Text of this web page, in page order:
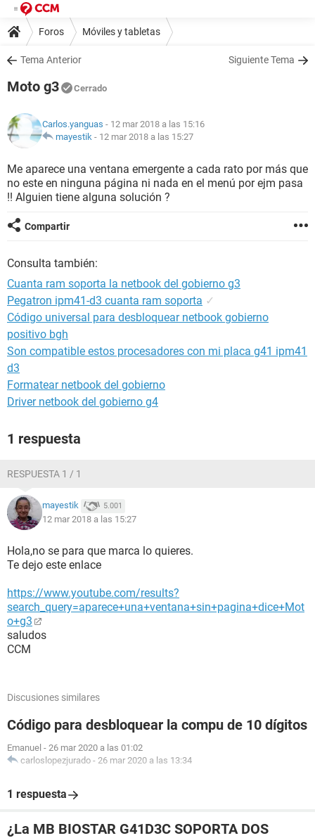
Foros Móviles y tabletas
Tema Anterior Siguiente Tema
Moto g3 Cerrado
Carlos.yanguas - 12 mar 2018 a las 15:16
mayestik - 12 mar 2018 a las 15:27
Me aparece una ventana emergente a cada rato por más que
no este en ninguna página ni nada en el menú por ejm pasa
!! Alguien tiene alguna solución ?
Compartir
Consulta también:
Cuanta ram soporta la netbook del gobierno g3
Pegatron ipm41-d3 cuanta ram soporta ✓
Código universal para desbloquear netbook gobierno
positivo bgh
Son compatible estos procesadores con mi placa g41 ipm41
d3
Formatear netbook del gobierno
Driver netbook del gobierno g4
1 respuesta
RESPUESTA 1 / 1
mayestik 5.001
12 mar 2018 a las 15:27
Hola,no se para que marca lo quieres.
Te dejo este enlace
https://www.youtube.com/results?
search_query=aparece+una+ventana+sin+pagina+dice+Mot
o+g3
saludos
CCM
Discusiones similares
Código para desbloquear la compu de 10 dígitos
Emanuel - 26 mar 2020 a las 01:02
carloslopezjurado - 26 mar 2020 a las 13:34
1 respuesta
¿La MB BIOSTAR G41D3C SOPORTA DOS